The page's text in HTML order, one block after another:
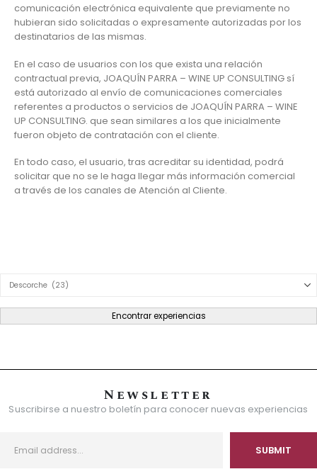
comunicación electrónica equivalente que previamente no
hubieran sido solicitadas o expresamente autorizadas por los
destinatarios de las mismas.
En el caso de usuarios con los que exista una relación
contractual previa, JOAQUÍN PARRA – WINE UP CONSULTING sí
está autorizado al envío de comunicaciones comerciales
referentes a productos o servicios de JOAQUÍN PARRA – WINE
UP CONSULTING. que sean similares a los que inicialmente
fueron objeto de contratación con el cliente.
En todo caso, el usuario, tras acreditar su identidad, podrá
solicitar que no se le haga llegar más información comercial
a través de los canales de Atención al Cliente.
Product Category Dropdown
Encontrar experiencias
Newsletter
Suscribirse a nuestro boletín para conocer nuevas experiencias